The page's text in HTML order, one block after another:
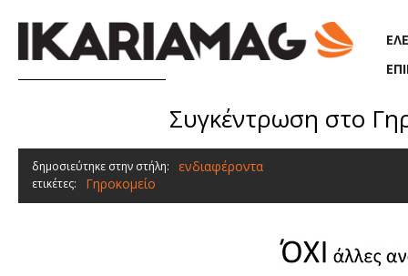
Συγκέντρωση στο
δημοσιεύτηκε στην στήλη: ενδιαφέροντα
ετικέτες: Γηροκομείο